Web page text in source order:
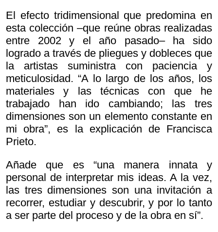
El efecto tridimensional que predomina en
esta colección –que reúne obras realizadas
entre 2002 y el año pasado– ha sido
logrado a través de pliegues y dobleces que
la artistas suministra con paciencia y
meticulosidad. “A lo largo de los años, los
materiales y las técnicas con que he
trabajado han ido cambiando; las tres
dimensiones son un elemento constante en
mi obra”, es la explicación de Francisca
Prieto.
Añade que es “una manera innata y
personal de interpretar mis ideas. A la vez,
las tres dimensiones son una invitación a
recorrer, estudiar y descubrir, y por lo tanto
a ser parte del proceso y de la obra en sí”.